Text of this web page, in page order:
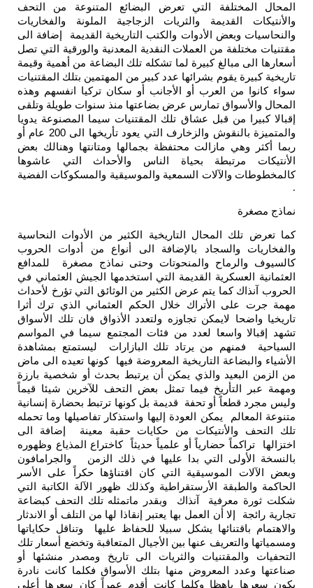
المحال المختلفة التي تعرض البضائع المتنوعة من التحف
والأنتيكات القديمة والثريات الزجاجية الملونة والفخاريات
والنحاسيات وبعض الأدوات والكتب التاريخية القديمة إضافة الى
مقتنيات مختلفة من العملات النقدية المعدنية والورقية التي تصل
أسعارها الى مبالغ كبيرة لما تشكله تلك البضاعة من أهمية وقيمة
تاريخية كبيرة يقوم بشرائها عدد كبير من المهتمين بتلك المقتنيات
سواء كانوا من العرب أو الأجانب أو سكان تركيا انفسهم وهذه
المحال والأسواق تمارس عرض بضاعتها منذ سنوات طويلة وتلقى
إقبالا كبيرا من قبل عشاق تلك المقتنيات سيما المصنوعة يدويا
والمتميزة بالنقوش والزخارف التي يعود تأريخها الى 200 عام أو
ربما أكثر وهي مازالت محتفظة بجمالها ومتانتها وهنالك بعض
الأنتيكات مرتبطة بحياة الناس والأحداث التي عاشوها
كالمخطوطات والآلات السمعية والموسيقية والمسكوكات الفضية
.
نماذج مصغرة
كما تعرض تلك المحال التاريخية الكثير من الأدوات النحاسية
والفخاريات والسجاد بالإضافة الى أنواع من أدوات الحروب
كالسيوف والرماح والمنحوتات وحتى نماذج مصغرة للمدافع
العثمانية العسكرية القديمة التي استخدمها الجيش العثماني في
الحروب آنذاك كما يتم عرض الكثير من الوثائق التي تؤرخ لأحداث
مهمة جرت على الأتراك خلال الحكم العثماني الذي ترك أثرا
تاريخيا واضحا لايمكن تجاوزه ولتعدد الأذواق فان تلك الأسواق
تشهد إقبالا واسعا لعدد من فئات المجتمع سيما في المواسم
السياحية فمنهم من يرتاد تلك البازارات ليستمتع بمشاهدة
الأشياء والبضاعة التاريخية المعروضة فيها كونها تعيده الى ماض
من الزمن البعيد والذي يمكن أن يرتبط بحدث أو شخصية بارزة
ومهمة عبر التأريخ فيما تمثل بعض التحف للآخرين شيئا قيماً
وليس مجرد قطعاً أو تحفة قديمة بل كونها ترتبط بحضارة إنسانية
متنوعة المعالم يمكن العودة إليها واستذكار تفاصيلها وما تحمله
تلك التحف والأنتيكات من حكايات حقبة معينة إضافة الى
اختزالها تراكماً حضارياً أو علمياً حديثاً كاختراع المذياع وظهوره
بالنسخة الأولى التي بدا عليها في ذلك الزمن والجرامافون
وبعض الآلات الموسيقية التي كان اقتناؤها حكراً على الأسر
الحاكمة والطبقة الأرستقراطية وكذلك ظهور الآلة الكاتبة التي
شكلت ثورة معرفية آنذاك وبقدر ماتمثله تلك التحف كبضاعة
تجارية رائجة إلا أن العمل بها يعتبر إنقاذا لها من التلف أو الاندثار
والاهتمام باقتنائها يشكل سبيلا للحفاظ عليها وتناقل حكاياتها
ومسمياتها والتعريف عنها بين الأجيال المتعاقبة وتخضع أسعار تلك
التحفيات والمقتنيات والثريات الى تاريخ ومصدر منشئها أو
صناعتها وعدد المعروض منها بتلك الأسواق فكلما كانت نادرة
يكون سعرها باهظا وكلما كانت أقدم عمراً كان سعرها أعلى